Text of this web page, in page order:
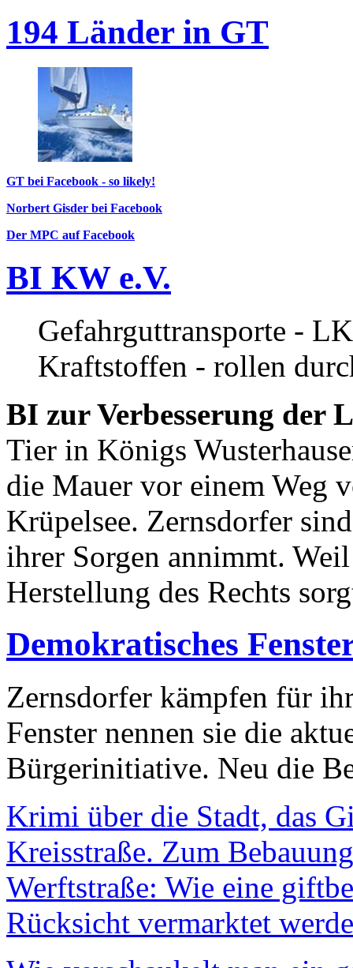
194 Länder in GT
GT bei Facebook - so likely!
Norbert Gisder bei Facebook
Der MPC auf Facebook
BI KW e.V.
Gefahrguttransporte -
Kraftstoffen - rollen
BI zur Verbesserung der
Tier in Königs
die Mauer vor einem Weg
Krüpelsee. Zernsdorfer
ihrer Sorgen annimmt.
Herstellung des Rechts
Demokratisches
Zernsdorfer kämpfen für
Fenster nennen sie die
Bürgerinitiative. Neu die
Krimi über die Stadt, das
Kreisstraße. Zum
Werftstraße: Wie eine
Rücksicht vermarktet